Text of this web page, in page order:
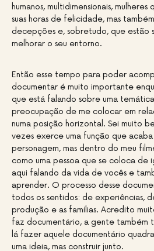
humanos, multidimensionais,
suas horas de felicidade, mas
decepções e, sobretudo, que estão
melhorar o seu entorno.
Então esse tempo para poder
documentar é muito importante
que está falando sobre uma
preocupação de me colocar em
numa posição horizontal. Sei muito
vezes exerce uma função que
personagem, mas dentro do meu
como uma pessoa que se coloca de
aqui falando da vida de vocês e
aprender. O processo desse
todos os sentidos: de experiências,
produção e as famílias. Acredito
faz documentário, a gente também
lá fazer aquele documentário
uma ideia, mas construir junto.